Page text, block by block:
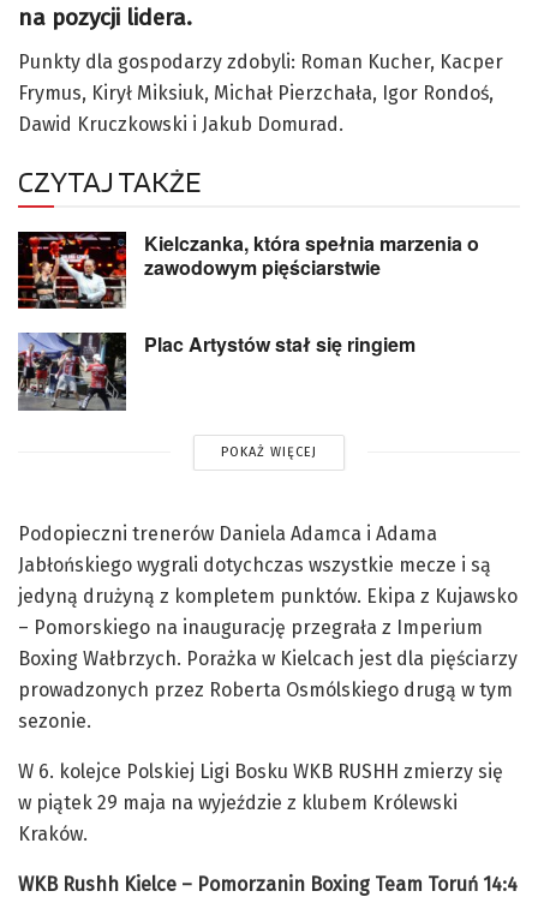
na pozycji lidera.
Punkty dla gospodarzy zdobyli: Roman Kucher, Kacper
Frymus, Kirył Miksiuk, Michał Pierzchała, Igor Rondoś,
Dawid Kruczkowski i Jakub Domurad.
CZYTAJ TAKŻE
Kielczanka, która spełnia marzenia o
zawodowym pięściarstwie
Plac Artystów stał się ringiem
POKAŻ WIĘCEJ
Podopieczni trenerów Daniela Adamca i Adama
Jabłońskiego wygrali dotychczas wszystkie mecze i są
jedyną drużyną z kompletem punktów. Ekipa z Kujawsko
– Pomorskiego na inaugurację przegrała z Imperium
Boxing Wałbrzych. Porażka w Kielcach jest dla pięściarzy
prowadzonych przez Roberta Osmólskiego drugą w tym
sezonie.
W 6. kolejce Polskiej Ligi Bosku WKB RUSHH zmierzy się
w piątek 29 maja na wyjeździe z klubem Królewski
Kraków.
WKB Rushh Kielce – Pomorzanin Boxing Team Toruń 14:4